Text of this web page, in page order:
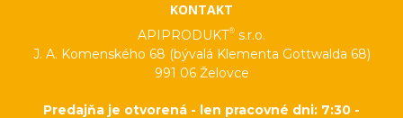
KONTAKT
APIPRODUKT® s.r.o.
J. A. Komenského 68 (bývalá Klementa Gottwalda 68)
991 06 Želovce
Predajňa je otvorená - len pracovné dni: 7:30 -